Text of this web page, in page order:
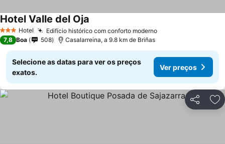
3 EstrelasHotel Edifício histórico com conforto moderno
Hotel Valle del Oja
7,8 Boa 508 Casalarreina, a 9.8 km de Briñas
Selecione as datas para ver os preços
exatos.
Ver preços
Partilhar